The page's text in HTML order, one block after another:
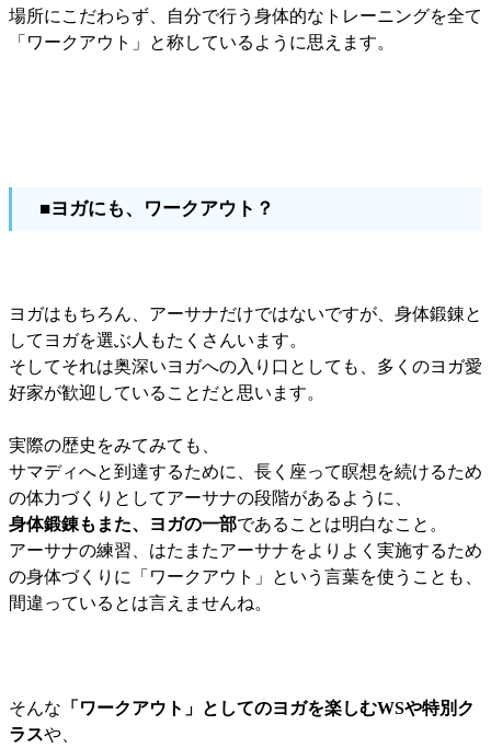
場所にこだわらず、自分で行う身体的なトレーニングを全て
「ワークアウト」と称しているように思えます。
■ヨガにも、ワークアウト？
ヨガはもちろん、アーサナだけではないですが、身体鍛錬と
してヨガを選ぶ人もたくさんいます。
そしてそれは奥深いヨガへの入り口としても、多くのヨガ愛
好家が歓迎していることだと思います。
実際の歴史をみてみても、
サマディへと到達するために、長く座って瞑想を続けるため
の体力づくりとしてアーサナの段階があるように、
身体鍛錬もまた、ヨガの一部であることは明白なこと。
アーサナの練習、はたまたアーサナをよりよく実施するため
の身体づくりに「ワークアウト」という言葉を使うことも、
間違っているとは言えませんね。
そんな 「ワークアウト」としてのヨガを楽しむWSや特別ク
ラスや、